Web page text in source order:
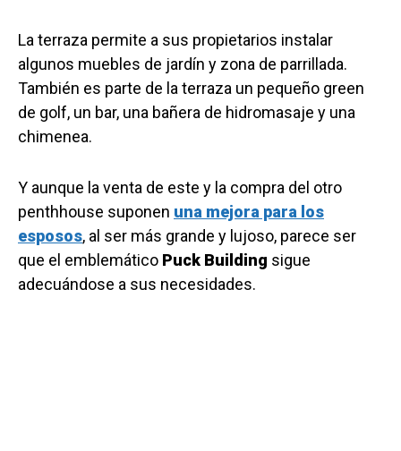
La terraza permite a sus propietarios instalar
algunos muebles de jardín y zona de parrillada.
También es parte de la terraza un pequeño green
de golf, un bar, una bañera de hidromasaje y una
chimenea.
Y aunque la venta de este y la compra del otro
penthhouse suponen una mejora para los
esposos, al ser más grande y lujoso, parece ser
que el emblemático Puck Building sigue
adecuándose a sus necesidades.